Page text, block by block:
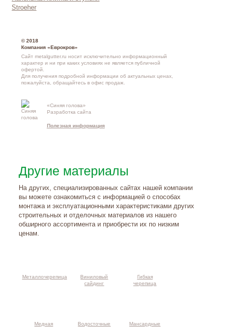
Stroeher
© 2018
Компания «Еврокров»
Сайт metalgutter.ru носит исключительно информационный
характер и ни при каких условиях не является публичной
офертой.
Для получения подробной информации об актуальных ценах,
пожалуйста, обращайтесь в офис продаж.
«Синяя голова»
Разработка сайта
Полезная информация
Другие материалы
На других, специализированных сайтах нашей компании
вы можете ознакомиться с информацией о способах
монтажа и эксплуатационными характеристиками других
строительных и отделочных материалов из нашего
обширного ассортимента и приобрести их по низким
ценам.
Металлочерепица
Виниловый
сайдинг
Гибкая
черепица
Медная Водосточные Мансардные